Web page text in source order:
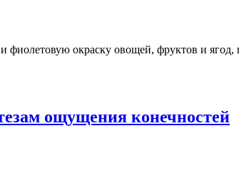
окраску овощей, фруктов и ягод,
ощущения конечностей